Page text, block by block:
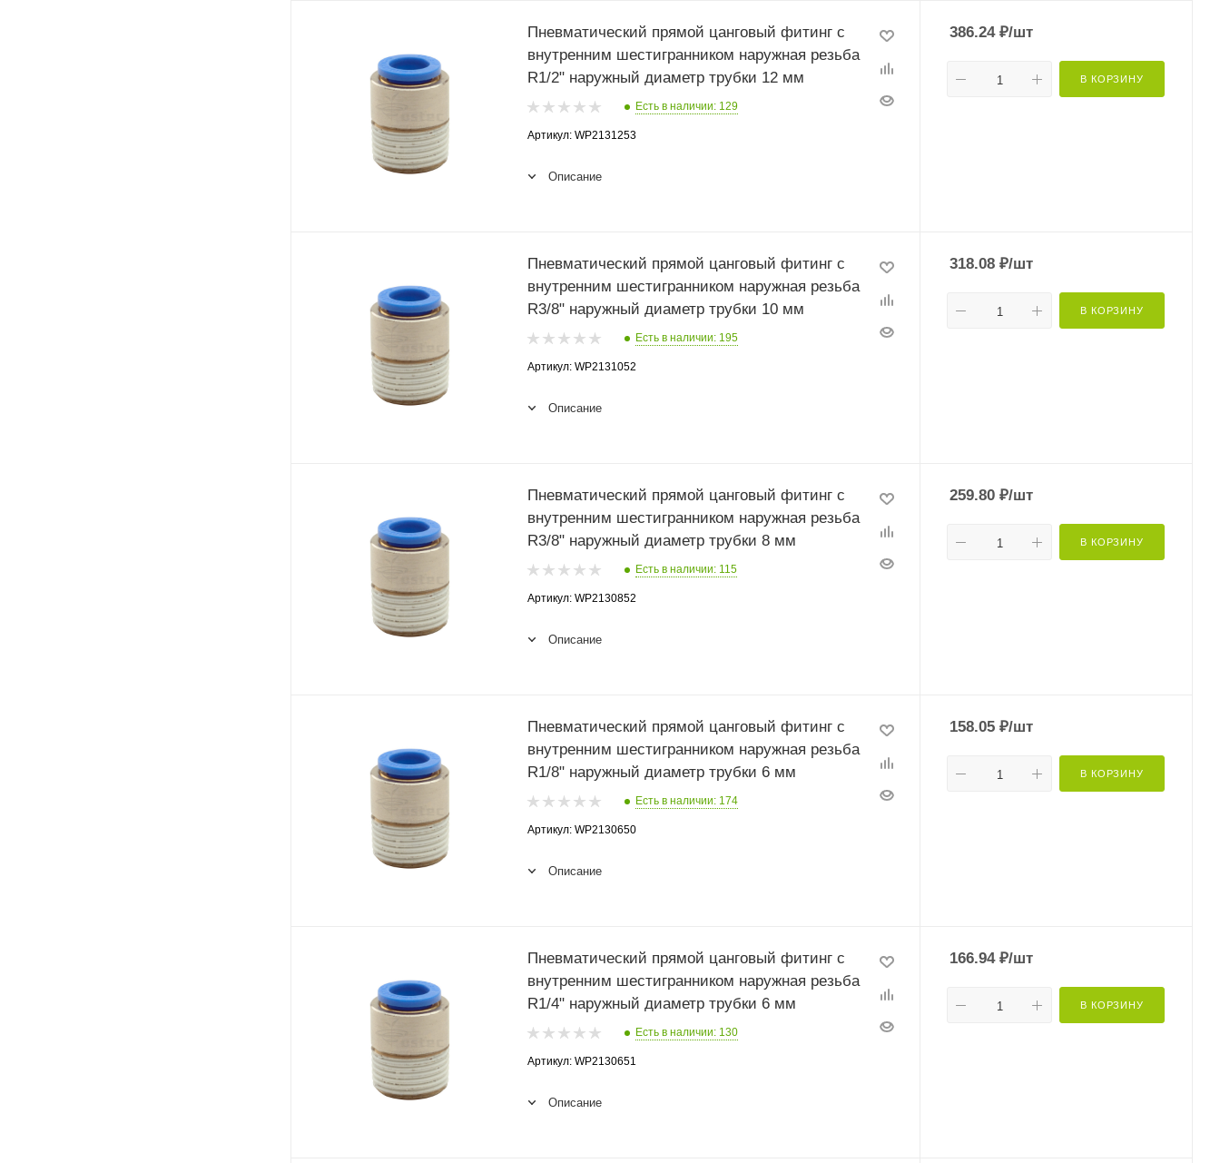
Пневматический прямой цанговый фитинг с
внутренним шестигранником наружная резьба
R1/2" наружный диаметр трубки 12 мм
Есть в наличии: 129
Артикул: WP2131253
Описание
386.24₽/шт
В КОРЗИНУ
Пневматический прямой цанговый фитинг с
внутренним шестигранником наружная резьба
R3/8" наружный диаметр трубки 10 мм
Есть в наличии: 195
Артикул: WP2131052
Описание
318.08 ₽/шт
В КОРЗИНУ
Пневматический прямой цанговый фитинг с
внутренним шестигранником наружная резьба
R3/8" наружный диаметр трубки 8 мм
Есть в наличии: 115
Артикул: WP2130852
Описание
259.80 ₽/шт
В КОРЗИНУ
Пневматический прямой цанговый фитинг с
внутренним шестигранником наружная резьба
R1/8" наружный диаметр трубки 6 мм
Есть в наличии: 174
Артикул: WP2130650
Описание
158.05 ₽/шт
В КОРЗИНУ
Пневматический прямой цанговый фитинг с
внутренним шестигранником наружная резьба
R1/4" наружный диаметр трубки 6 мм
Есть в наличии: 130
Артикул: WP2130651
Описание
166.94₽/шт
В КОРЗИНУ